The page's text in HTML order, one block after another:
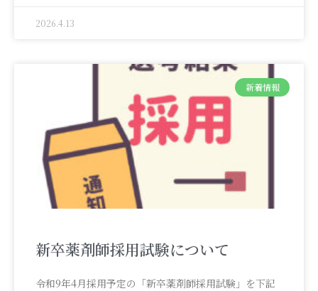
2026.4.13
新着情報
新卒薬剤師採用試験について
令和9年4月採用予定の「新卒薬剤師採用試験」を下記